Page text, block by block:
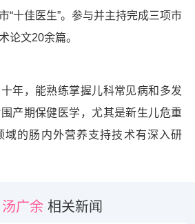
“十佳医生”。参与并主持完成三项市
论文20余篇。
年，能熟练掌握儿科常见病和多发
产期保健医学，尤其是新生儿危重
域的肠内外营养支持技术有深入研
汤广余 相关新闻